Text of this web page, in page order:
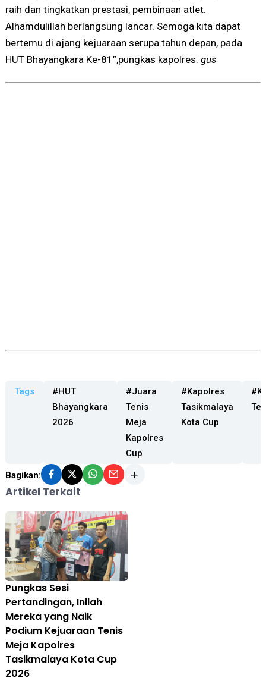
raih dan tingkatkan prestasi, pembinaan atlet.
Alhamdulillah berlangsung lancar. Semoga kita dapat
bertemu di ajang kejuaraan serupa tahun depan, pada
HUT Bhayangkara Ke-81”,pungkas kapolres. gus
Tags
#HUT
Bhayangkara
2026
#Juara
Tenis
Meja
Kapolres
Cup
#Kapolres
Tasikmalaya
Kota Cup
Bagikan:
Artikel Terkait
Pungkas Sesi
Pertandingan, Inilah
Mereka yang Naik
Podium Kejuaraan Tenis
Meja Kapolres
Tasikmalaya Kota Cup
2026